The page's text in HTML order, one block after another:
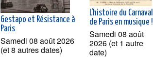
Gestapo et Résistance à
Paris
Samedi 08 août 2026
(et 8 autres dates)
L'histoire du Carnaval
de Paris en musique !
Samedi 08 août
2026 (et 1 autre
date)